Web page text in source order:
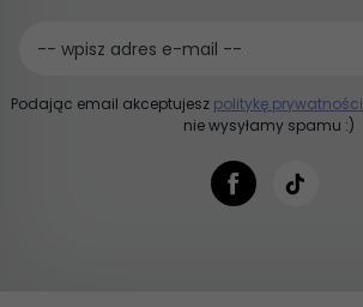
-- wpisz adres e-mail --
Podając email akceptujesz politykę prywatności
nie wysyłamy spamu :)